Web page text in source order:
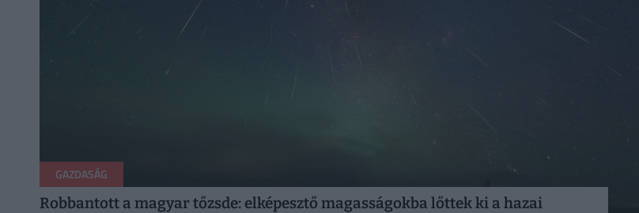
GAZDASÁG
Robbantott a magyar tőzsde: elképesztő magasságokba lőttek ki a hazai